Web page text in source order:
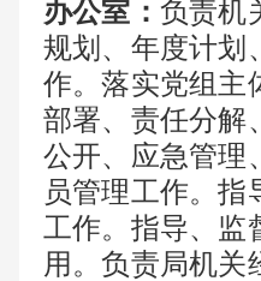
办公室 ： 负责机
规划、年度计划
作。落实党组主
部署、责任分解
公开、应急管理
员管理工作。指
工作。指导、监
用。负责局机关